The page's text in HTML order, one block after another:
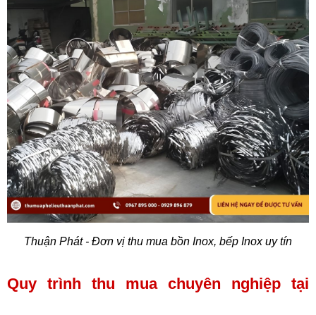
Thuận Phát - Đơn vị thu mua bồn Inox, bếp Inox uy tín
Quy trình thu mua chuyên nghiệp tại